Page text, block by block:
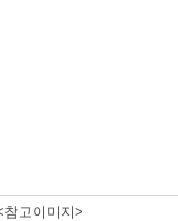
참고이미지>